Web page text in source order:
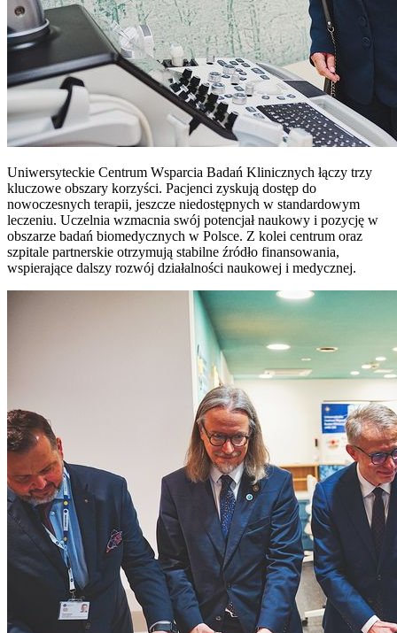
Uniwersyteckie Centrum Wsparcia Badań Klinicznych łączy trzy
kluczowe obszary korzyści. Pacjenci zyskują dostęp do
nowoczesnych terapii, jeszcze niedostępnych w standardowym
leczeniu. Uczelnia wzmacnia swój potencjał naukowy i pozycję w
obszarze badań biomedycznych w Polsce. Z kolei centrum oraz
szpitale partnerskie otrzymują stabilne źródło finansowania,
wspierające dalszy rozwój działalności naukowej i medycznej.